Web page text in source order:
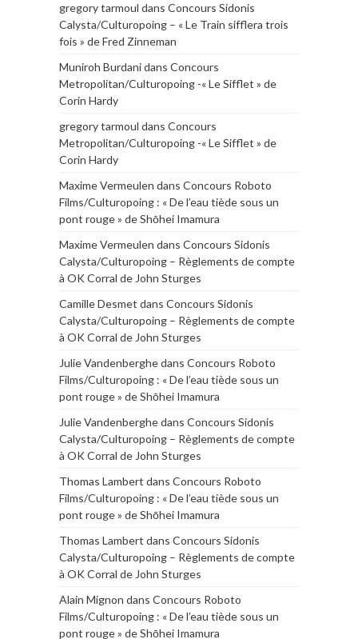
gregory tarmoul dans Concours Sidonis
Calysta/Culturopoing – « Le Train sifflera trois
fois » de Fred Zinneman
Muniroh Burdanidans Concours
Metropolitan/Culturopoing -« Le Sifflet » de
Corin Hardy
gregory tarmoul dans Concours
Metropolitan/Culturopoing -« Le Sifflet » de
Corin Hardy
Maxime Vermeulen dans Concours Roboto
Films/Culturopoing : « De l’eau tiède sous un
pont rouge » de Shōhei Imamura
Maxime Vermeulen dans Concours Sidonis
Calysta/Culturopoing – Règlements de compte
à OK Corral de John Sturges
Camille Desmet dans Concours Sidonis
Calysta/Culturopoing – Règlements de compte
à OK Corral de John Sturges
Julie Vandenberghedans Concours Roboto
Films/Culturopoing : « De l’eau tiède sous un
pont rouge » de Shōhei Imamura
Julie Vandenberghedans Concours Sidonis
Calysta/Culturopoing – Règlements de compte
à OK Corral de John Sturges
Thomas Lambert dans Concours Roboto
Films/Culturopoing : « De l’eau tiède sous un
pont rouge » de Shōhei Imamura
Thomas Lambert dans Concours Sidonis
Calysta/Culturopoing – Règlements de compte
à OK Corral de John Sturges
Alain Mignon dans Concours Roboto
Films/Culturopoing : « De l’eau tiède sous un
pont rouge » de Shōhei Imamura